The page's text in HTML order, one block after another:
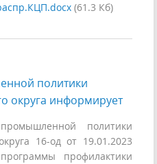
(61.3 Кб)
политики
округа информирует
политики
16-од от 19.01.2023
профилактики